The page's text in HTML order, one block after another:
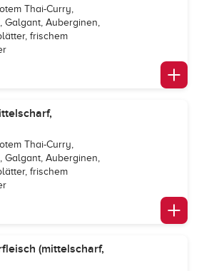
Thai-Curry,
Galgant, Auberginen,
frischem
Thai-Curry,
Galgant, Auberginen,
frischem
(mittelscharf,